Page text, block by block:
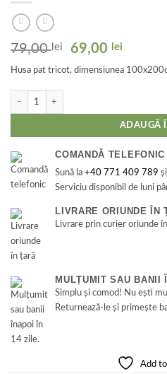
79,00 lei
Prețul
a
69,00 lei
este:
Husa pat tricot, dimensiunea
ADAUGĂ
COMANDĂ TELEFONIC
Sună la+40 771 409 789
Serviciu disponibil de luni
LIVRARE ORIUNDE ÎN
Livrare prin curier oriunde
MULȚUMIT SAU BANII
Simplu și comod! Nu ești
Returnează-le și primește
Add